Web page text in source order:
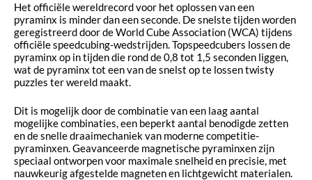
Het officiële wereldrecord voor het oplossen van een
pyraminx is minder dan een seconde. De snelste tijden worden
geregistreerd door de World Cube Association (WCA) tijdens
officiële speedcubing-wedstrijden. Topspeedcubers lossen de
pyraminx op in tijden die rond de 0,8 tot 1,5 seconden liggen,
wat de pyraminx tot een van de snelst op te lossen twisty
puzzles ter wereld maakt.
Dit is mogelijk door de combinatie van een laag aantal
mogelijke combinaties, een beperkt aantal benodigde zetten
en de snelle draaimechaniek van moderne competitie-
pyraminxen. Geavanceerde magnetische pyraminxen zijn
speciaal ontworpen voor maximale snelheid en precisie, met
nauwkeurig afgestelde magneten en lichtgewicht materialen.